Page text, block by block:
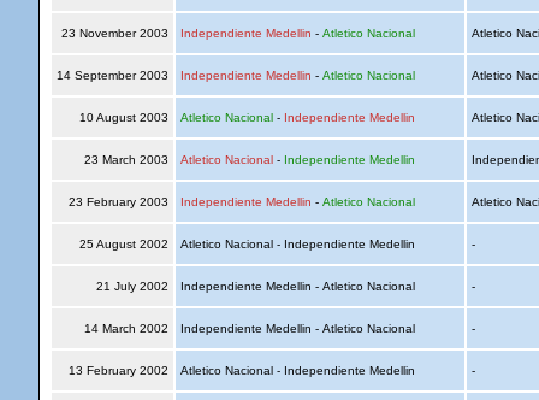
23 November 2003 Independiente Medellin - Atletico Nacional Atletico
14 September 2003 Independiente Medellin - Atletico Nacional Atletico
10 August 2003 Atletico Nacional- Independiente Medellin Atletico
23 March 2003 Atletico Nacional- Independiente Medellin
23 February 2003 Independiente Medellin - Atletico Nacional Atletico
25 August 2002 Atletico Nacional - Independiente Medellin -
21 July 2002 Independiente Medellin - Atletico Nacional -
14 March 2002 Independiente Medellin - Atletico Nacional -
13 February 2002 Atletico Nacional - Independiente Medellin -